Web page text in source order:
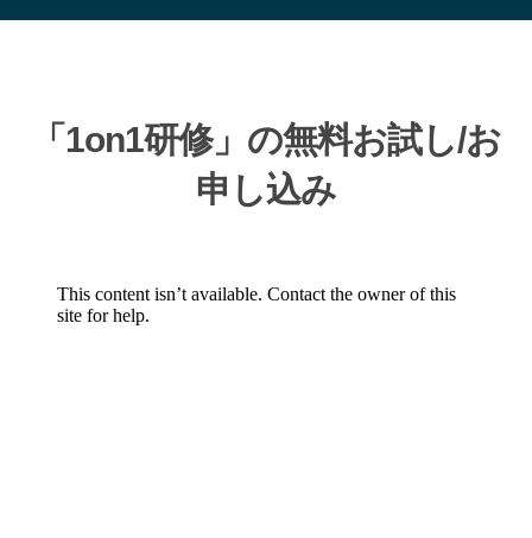
「1on1研修」の無料お試し/お
申し込み